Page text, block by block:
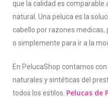
que la calidad es comparable
natural. Una peluca es la
cabello por razones medicas,
o simplemente para ir a la
En PelucaShop contamos
naturales y sintéticas del
todos los estilos. Pelucas de